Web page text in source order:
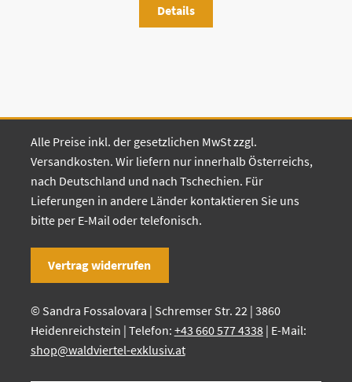
Details
Alle Preise inkl. der gesetzlichen MwSt zzgl.
Versandkosten. Wir liefern nur innerhalb Österreichs,
nach Deutschland und nach Tschechien. Für
Lieferungen in andere Länder kontaktieren Sie uns
bitte per E-Mail oder telefonisch.
Vertrag widerrufen
© Sandra Fossalovara | Schremser Str. 22 | 3860
Heidenreichstein | Telefon: +43 660 577 4338| E-Mail:
shop@waldviertel-exklusiv.at